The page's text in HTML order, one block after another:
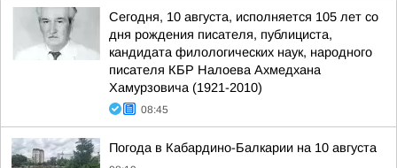
Сегодня, 10 августа, исполняется 105 лет со
дня рождения писателя, публициста,
кандидата филологических наук, народного
писателя КБР Налоева Ахмедхана
Хамурзовича (1921-2010)
08:45
Погода в Кабардино-Балкарии на 10 августа